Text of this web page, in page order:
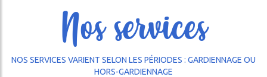
VOS OREILLES !
Nos services
NOS SERVICES VARIENT SELON LES PÉRIODES : GARDIENNAGE OU
HORS-GARDIENNAGE